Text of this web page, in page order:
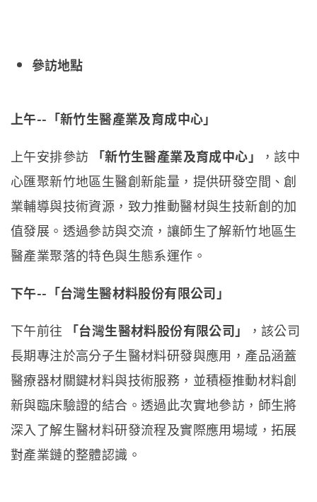
參訪地點
上午-- 「新竹生醫產業及育成中心」
上午安排參訪 「新竹生醫產業及育成中心」
，該中
心匯聚新竹地區生醫創新能量，提供研發空間、創
業輔導與技術資源，致力推動醫材與生技新創的加
值發展。透過參訪與交流，讓師生了解新竹地區生
醫產業聚落的特色與生態系運作。
下午-- 「台灣生醫材料股份有限公司」
下午前往 「台灣生醫材料股份有限公司」
，該公司
長期專注於高分子生醫材料研發與應用，產品涵蓋
醫療器材關鍵材料與技術服務，並積極推動材料創
新與臨床驗證的結合。透過此次實地參訪，師生將
深入了解生醫材料研發流程及實際應用場域，拓展
對產業鏈的整體認識。